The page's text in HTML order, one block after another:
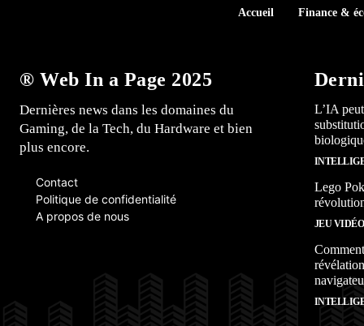
Accueil Finance &
® Web In a Page 2025
Dernières news dans les domaines du
Gaming, de la Tech, du Hardware et bien
plus encore.
Contact
Politique de confidentialité
A propos de nous
L’IA
Lego
JEU VIDÉO